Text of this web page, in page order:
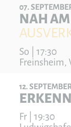
07
NAH
So | 17:30
Freinsheim,
12
Fr | 19:30